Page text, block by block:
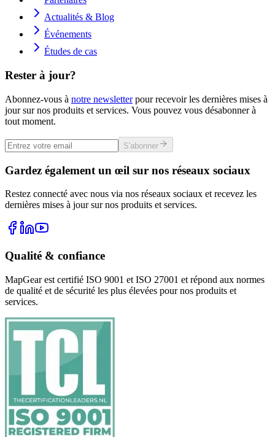
Actualités & Blog
Événements
Études de cas
Rester à jour?
Abonnez-vous à notre newsletterpour recevoir les dernières mises à
jour sur nos produits et services. Vous pouvez vous désabonner à
tout moment.
S'abonner
Gardez également un œil sur nos réseaux sociaux
Restez connecté avec nous via nos réseaux sociaux et recevez les
dernières mises à jour sur nos produits et services.
Qualité & confiance
MapGear est certifié ISO 9001 et ISO 27001 et répond aux normes
de qualité et de sécurité les plus élevées pour nos produits et
services.